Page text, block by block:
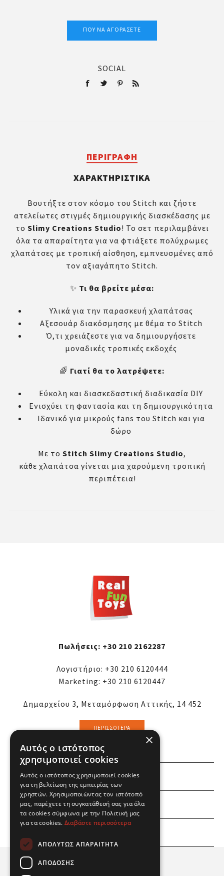
ΠΟΎ ΝΑ ΑΓΟΡΆΣΕΤΕ
SOCIAL
ΠΕΡΙΓΡΑΦΉ
ΧΑΡΑΚΤΗΡΙΣΤΙΚΆ
Βουτήξτε στον κόσμο του Stitch και ζήστε
ατελείωτες στιγμές δημιουργικής διασκέδασης με
το Slimy Creations Studio! Το σετ περιλαμβάνει
όλα τα απαραίτητα για να φτιάξετε πολύχρωμες
χλαπάτσες με τροπική αίσθηση, εμπνευσμένες από
τον αξιαγάπητο Stitch.
✨ Τι θα βρείτε μέσα:
Υλικά για την παρασκευή χλαπάτσας
Αξεσουάρ διακόσμησης με θέμα το Stitch
Ό,τι χρειάζεστε για να δημιουργήσετε
μοναδικές τροπικές εκδοχές
🌈 Γιατί θα το λατρέψετε:
Εύκολη και διασκεδαστική διαδικασία DIY
Ενισχύει τη φαντασία και τη δημιουργικότητα
Ιδανικό για μικρούς fans του Stitch και για
δώρο
Με το Stitch Slimy Creations Studio,
κάθε χλαπάτσα γίνεται μια χαρούμενη τροπική
περιπέτεια!
Πωλήσεις: +30 210 2162287
Λογιστήριο: +30 210 6120444
Marketing: +30 210 6120447
Δημαρχείου 3, Μεταμόρφωση Αττικής, 14 452
ΠΕΡΙΣΣΌΤΕΡΑ
ΕΜΕΙΣ
ΕΣΕΙΣ
×
Αυτός ο ιστότοπος
χρησιμοποιεί cookies
Αυτός ο ιστότοπος χρησιμοποιεί cookies
για τη βελτίωση της εμπειρίας των
χρηστών. Χρησιμοποιώντας τον ιστότοπό
μας, παρέχετε τη συγκατάθεσή σας για όλα
τα cookies σύμφωνα με την Πολιτική μας
για τα cookies. Διαβάστε περισσότερα
ΑΠΟΛΎΤΩΣ ΑΠΑΡΑΊΤΗΤΑ
ΑΠΌΔΟΣΗΣ